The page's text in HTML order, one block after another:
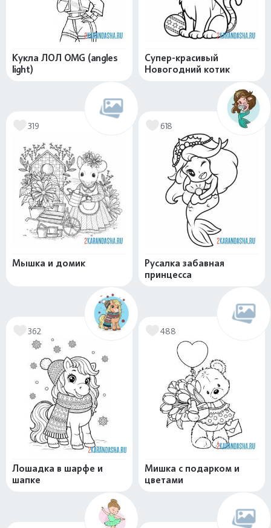
Кукла ЛОЛ OMG (angles
light)
Супер-красивый
Новогодний котик
319
Мышка и домик
618
Русалка забавная
принцесса
362
Лошадка в шарфе и
шапке
488
Мишка с подарком и
цветами